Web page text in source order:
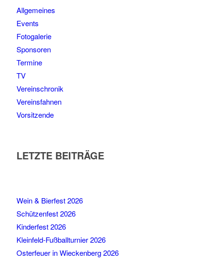
Allgemeines
Events
Fotogalerie
Sponsoren
Termine
TV
Vereinschronik
Vereinsfahnen
Vorsitzende
LETZTE BEITRÄGE
Wein & Bierfest 2026
Schützenfest 2026
Kinderfest 2026
Kleinfeld-Fußballturnier 2026
Osterfeuer in Wieckenberg 2026